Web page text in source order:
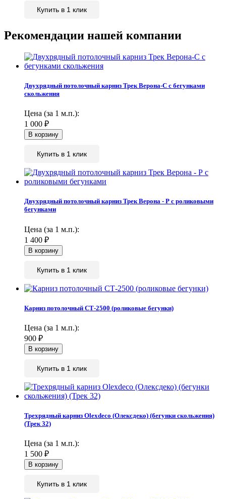
Купить в 1 клик
Рекомендации нашей компании
Двухрядный потолочный карниз Трек Верона-С с бегунками
скольжения
Цена (за 1 м.п.):
1 000 ₽
Купить в 1 клик
Двухрядный потолочный карниз Трек Верона - Р с роликовыми
бегунками
Цена (за 1 м.п.):
1 400 ₽
Купить в 1 клик
Карниз потолочный СТ-2500 (роликовые бегунки)
Цена (за 1 м.п.):
900 ₽
Купить в 1 клик
Трехрядный карниз Olexdeco (Олексдеко) (бегунки скольжения)
(Трек 32)
Цена (за 1 м.п.):
1 500 ₽
Купить в 1 клик